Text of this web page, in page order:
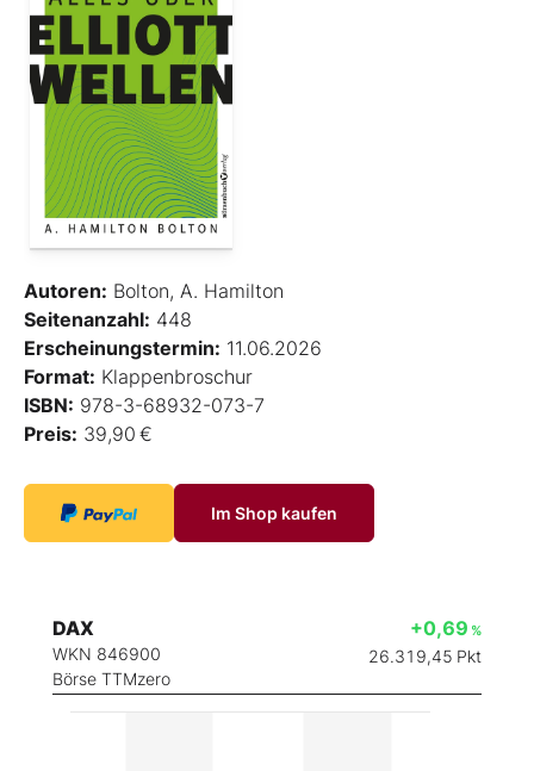
Autoren: Bolton, A. Hamilton
Seitenanzahl: 448
Erscheinungstermin: 11.06.2026
Format: Klappenbroschur
ISBN: 978-3-68932-073-7
Preis: 39,90 €
Im Shop kaufen
DAX
WKN 846900
Börse TTMzero
+0,69 %
26.319,45 Pkt